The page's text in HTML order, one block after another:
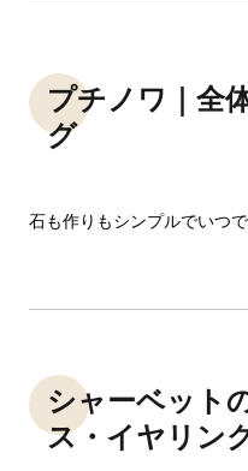
プチノワ｜全
グ
石も作りもシンプルでいつ
シャーベット
ス・イヤリン